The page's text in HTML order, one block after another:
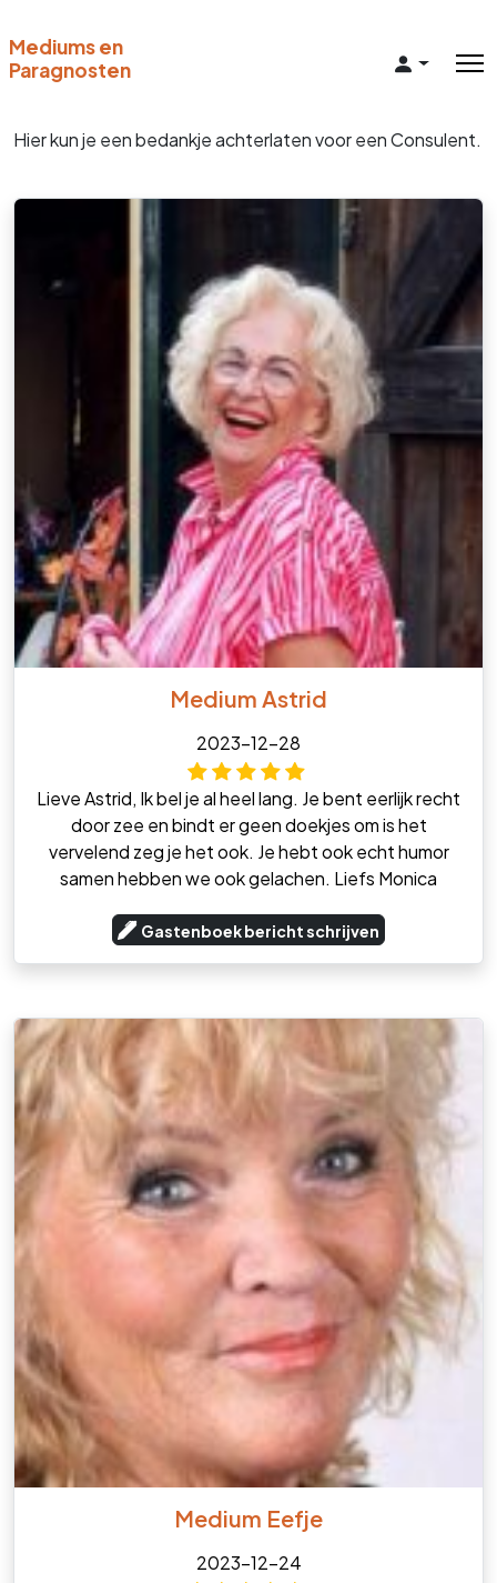
Mediums en
Paragnosten
Hier kun je een bedankje achterlaten voor een Consulent.
Medium Astrid
2023-12-28
Lieve Astrid, Ik bel je al heel lang. Je bent eerlijk recht
door zee en bindt er geen doekjes om is het
vervelend zeg je het ook. Je hebt ook echt humor
samen hebben we ook gelachen. Liefs Monica
Gastenboek bericht schrijven
Medium Eefje
2023-12-24